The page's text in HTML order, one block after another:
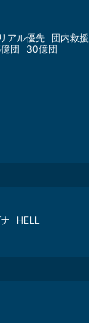
リアル優先 団内救援
団 30億団
HELL